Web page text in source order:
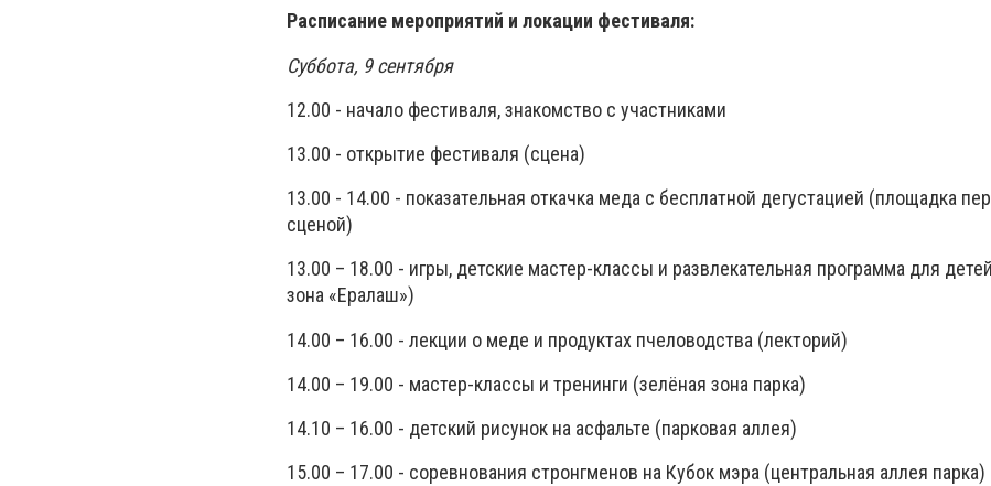
Расписание мероприятий и локации фестиваля:
Суббота, 9 сентября
12.00 - начало фестиваля, знакомство с участниками
13.00 - открытие фестиваля (сцена)
13.00 - 14.00 - показательная откачка меда с бесплатной дегустацией (площадка
сценой)
13.00 – 18.00 - игры, детские мастер-классы и развлекательная программа для
зона «Ералаш»)
14.00 – 16.00 - лекции о меде и продуктах пчеловодства (лекторий)
14.00 – 19.00 - мастер-классы и тренинги (зелёная зона парка)
14.10 – 16.00 - детский рисунок на асфальте (парковая аллея)
15.00 – 17.00 - соревнования стронгменов на Кубок мэра (центральная аллея парка)